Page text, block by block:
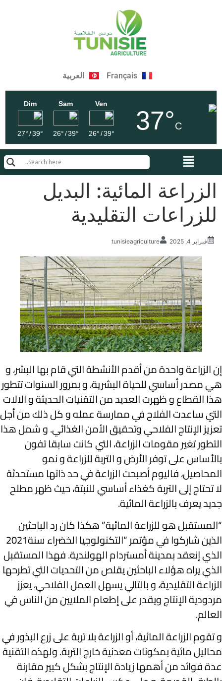
Français العربية
37°C
Ven
39°
/
26°
Sam
39°
/
26°
Dim
39°
/
27°
الزراعة المائية: البديل
للزراعات التقليدية
فبراير 4, 2025 tunisieagriculture
إن الزراعة واحدة من أقدم الأنشطة التي قام بها البشر، و
هي مصدر أساسي للحياة البشرية، و بمرور السنوات تتطور
هذا القطاع و ظهرت العديد من التقنيات الحديثة و الالات
التي ساعدت الفلاح في ممارسة عمله و كل ذلك من أجل
تعزيز الإنتاج الفلاحي وتحقيق الأمن الغذائي. و شمل هذا
التطور تغير مقومات الزراعة، التي كانت سابقا تفون
بالأساس على توفر الأرض و التربة للزراعة و نمو
المحاصيل، فاليوم أصبحت الزراعة في حد ذاتها مستحدثة
لا تحتاج إلى التربة كغذاء أساسي للنبتة، حيث ظهر مطلح
جديد يعرف بالزراعة المائية.
“المستقبل هو للزراعة المائية” هكذا كان رد الباحثين
الذين شاركوا في مؤتمر “التكنولوجيا الخضراء سنة2021
الذي إنعقد بمدينة أمستردام الهولندية. فهذا المستقبل
الذي يراه هؤلاء الباحثين يقلص من التحديات التي تطرحها
الزراعة التقليدية، و بالتالي يسهل العمل الفلاحي، يعزز
مردودية الإنتاج ويقدر على إطعام الملايين من الناس في
العالم.
و تقوم الزراعة المائية، أو الزراعة بلا تربة على زرع البذور في
محاليل مائية بمكونات معدنية خارج التربة. ولهذه التقنية
عدة فوائد من أهمها زيادة الإنتاج بشكل كبير مقارنة